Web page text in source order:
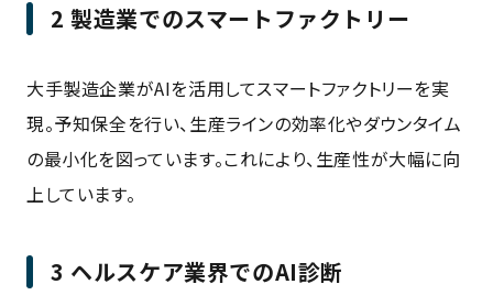
2 製造業でのスマートファクトリー
大手製造企業がAIを活用してスマートファクトリーを実
現。予知保全を行い、生産ラインの効率化やダウンタイム
の最小化を図っています。これにより、生産性が大幅に向
上しています。
3 ヘルスケア業界でのAI診断